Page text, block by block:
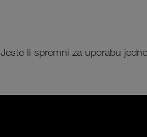
Jeste li spremni za uporabu